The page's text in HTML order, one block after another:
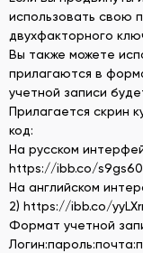
использовать свою
двухфакторного
Вы также можете
прилагаются в
учетной записи
Прилагается скрин
код:
На русском
https://ibb.co/
На английском
2) https://ibb.co/
Формат учетной